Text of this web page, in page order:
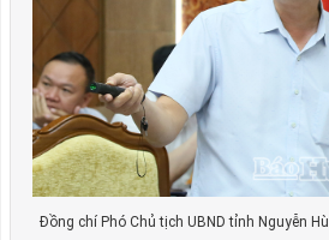
Đồng chí Phó Chủ tịch UBND tỉnh Nguyễn